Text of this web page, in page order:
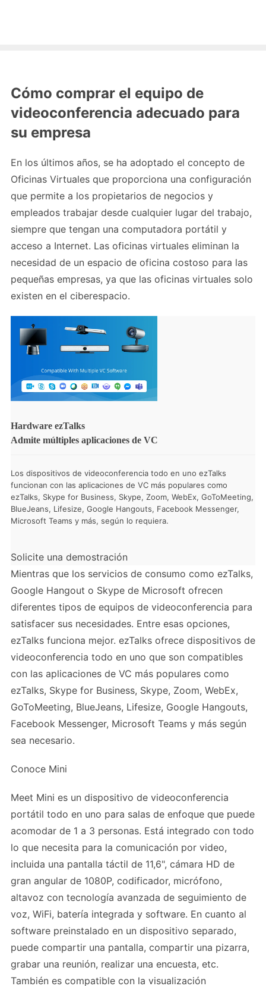
Cómo comprar el equipo de
videoconferencia adecuado para
su empresa
En los últimos años, se ha adoptado el concepto de
Oficinas Virtuales que proporciona una configuración
que permite a los propietarios de negocios y
empleados trabajar desde cualquier lugar del trabajo,
siempre que tengan una computadora portátil y
acceso a Internet. Las oficinas virtuales eliminan la
necesidad de un espacio de oficina costoso para las
pequeñas empresas, ya que las oficinas virtuales solo
existen en el ciberespacio.
Hardware ezTalks
Admite múltiples aplicaciones de VC
Los dispositivos de videoconferencia todo en uno ezTalks
funcionan con las aplicaciones de VC más populares como
ezTalks, Skype for Business, Skype, Zoom, WebEx, GoToMeeting,
BlueJeans, Lifesize, Google Hangouts, Facebook Messenger,
Microsoft Teams y más, según lo requiera.
Solicite una demostración
Mientras que los servicios de consumo como ezTalks,
Google Hangout o Skype de Microsoft ofrecen
diferentes tipos de equipos de videoconferencia para
satisfacer sus necesidades. Entre esas opciones,
ezTalks funciona mejor. ezTalks ofrece dispositivos de
videoconferencia todo en uno que son compatibles
con las aplicaciones de VC más populares como
ezTalks, Skype for Business, Skype, Zoom, WebEx,
GoToMeeting, BlueJeans, Lifesize, Google Hangouts,
Facebook Messenger, Microsoft Teams y más según
sea necesario.
Conoce Mini
Meet Mini es un dispositivo de videoconferencia
portátil todo en uno para salas de enfoque que puede
acomodar de 1 a 3 personas. Está integrado con todo
lo que necesita para la comunicación por video,
incluida una pantalla táctil de 11,6", cámara HD de
gran angular de 1080P, codificador, micrófono,
altavoz con tecnología avanzada de seguimiento de
voz, WiFi, batería integrada y software. En cuanto al
software preinstalado en un dispositivo separado,
puede compartir una pantalla, compartir una pizarra,
grabar una reunión, realizar una encuesta, etc.
También es compatible con la visualización